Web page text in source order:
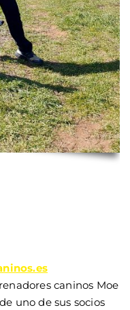
caninos Moe
uno de sus socios